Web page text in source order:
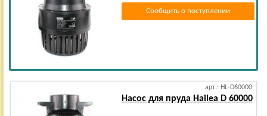
Сообщить о поступлении
арт.: HL-D60000
Насос для пруда Hailea D 60000